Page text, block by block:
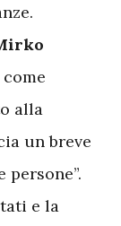
alla
un breve
e la